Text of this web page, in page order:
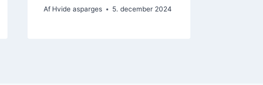
Af Hvide asparges 5. december 2024